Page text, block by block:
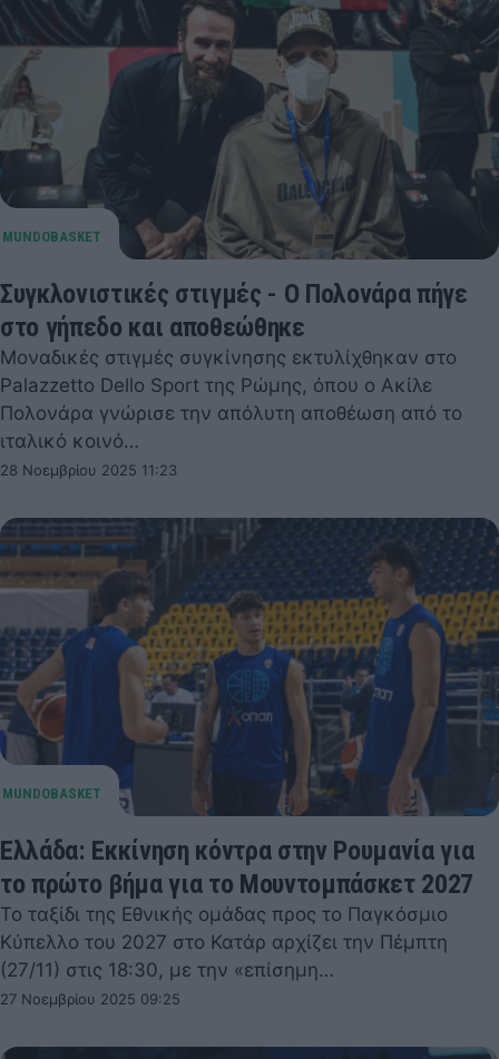
Συγκλονιστικές στιγμές - Ο Πολονάρα πήγε
στο γήπεδο και αποθεώθηκε
Μοναδικές στιγμές συγκίνησης εκτυλίχθηκαν στο
Palazzetto Dello Sport της Ρώμης, όπου ο Ακίλε
Πολονάρα γνώρισε την απόλυτη αποθέωση από το
ιταλικό κοινό…
28 Νοεμβρίου 2025 11:23
Ελλάδα: Εκκίνηση κόντρα στην Ρουμανία για
το πρώτο βήμα για το Μουντομπάσκετ 2027
Το ταξίδι της Εθνικής ομάδας προς το Παγκόσμιο
Κύπελλο του 2027 στο Κατάρ αρχίζει την Πέμπτη
(27/11) στις 18:30, με την «επίσημη…
27 Νοεμβρίου 2025 09:25